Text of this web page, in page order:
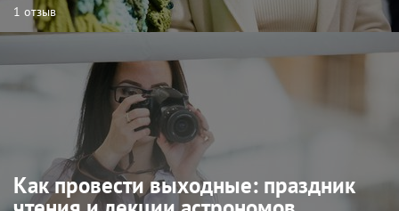
1 отзыв
Как провести выходные: праздник